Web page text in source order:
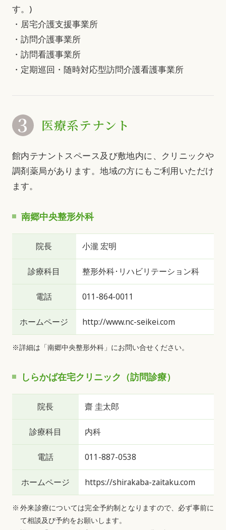
す。)
・居宅介護支援事業所
・訪問介護事業所
・訪問看護事業所
・定期巡回・随時対応型訪問介護看護事業所
3 医療系テナント
館内テナントスペース及び敷地内に、クリニックや
調剤薬局があります。地域の方にもご利用いただけ
ます。
南郷中央整形外科
院長 小瀧 宏明
診療科目 整形外科･リハビリテーション科
電話 011-864-0011
ホームページ http://www.nc-seikei.com
※詳細は「南郷中央整形外科」にお問い合せください。
しらかば在宅クリニック（訪問診療）
院長 齋 圭太郎
診療科目 内科
電話 011-887-0538
ホームページ https://shirakaba-zaitaku.com
外来診療については完全予約制となりますので、必ず事前に
て相談及び予約をお願いします。